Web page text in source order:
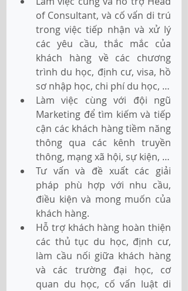
of Consultant, và cố vấn di trú
trong việc tiếp nhận và xử lý
các yêu cầu, thắc mắc của
khách hàng về các chương
trình du học, định cư, visa, hồ
sơ nhập học, chi phí du học, …
Làm việc cùng với đội ngũ
Marketing để tìm kiếm và tiếp
cận các khách hàng tiềm năng
thông qua các kênh truyền
thông, mạng xã hội, sự kiện, …
Tư vấn và đề xuất các giải
pháp phù hợp với nhu cầu,
điều kiện và mong muốn của
khách hàng.
Hỗ trợ khách hàng hoàn thiện
các thủ tục du học, định cư,
làm cầu nối giữa khách hàng
và các trường đại học, cơ
quan du học, cố vấn luật di